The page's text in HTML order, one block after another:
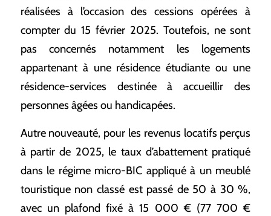
réalisées à l’occasion des cessions opérées à
compter du 15 février 2025. Toutefois, ne sont
pas concernés notamment les logements
appartenant à une résidence étudiante ou une
résidence-services destinée à accueillir des
personnes âgées ou handicapées.
Autre nouveauté, pour les revenus locatifs perçus
à partir de 2025, le taux d’abattement pratiqué
dans le régime micro-BIC appliqué à un meublé
touristique non classé est passé de 50 à 30 %,
avec un plafond fixé à 15 000 € (77 700 €